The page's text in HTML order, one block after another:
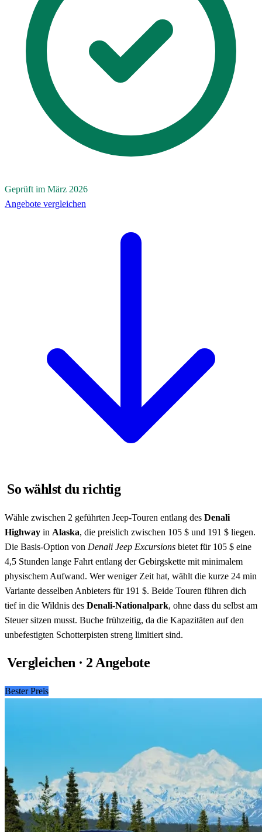
Geprüft im März 2026
Angebote vergleichen
So wählst du richtig
Wähle zwischen 2 geführten Jeep-Touren entlang des Denali
Highway in Alaska, die preislich zwischen 105 $ und 191 $ liegen.
Die Basis-Option von Denali Jeep Excursions bietet für 105 $ eine
4,5 Stunden lange Fahrt entlang der Gebirgskette mit minimalem
physischem Aufwand. Wer weniger Zeit hat, wählt die kurze 24 min
Variante desselben Anbieters für 191 $. Beide Touren führen dich
tief in die Wildnis des Denali-Nationalpark, ohne dass du selbst am
Steuer sitzen musst. Buche frühzeitig, da die Kapazitäten auf den
unbefestigten Schotterpisten streng limitiert sind.
Vergleichen · 2 Angebote
Bester Preis